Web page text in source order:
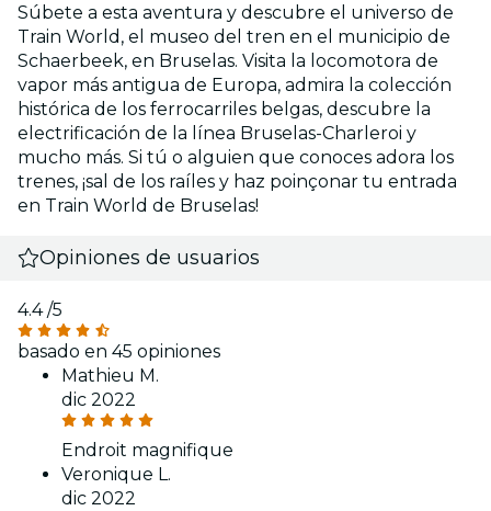
Súbete a esta aventura y descubre el universo de
Train World, el museo del tren en el municipio de
Schaerbeek, en Bruselas. Visita la locomotora de
vapor más antigua de Europa, admira la colección
histórica de los ferrocarriles belgas, descubre la
electrificación de la línea Bruselas-Charleroi y
mucho más. Si tú o alguien que conoces adora los
trenes, ¡sal de los raíles y haz poinçonar tu entrada
en Train World de Bruselas!
Opiniones de usuarios
4.4/5
basado en 45 opiniones
Mathieu M.
dic 2022
Endroit magnifique
Veronique L.
dic 2022